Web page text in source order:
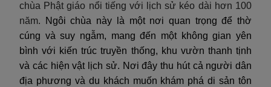
chùa Phật giáo nổi tiếng với lịch sử kéo dài hơn 100
năm.
Ngôi chùa này là một nơi quan trọng để thờ
cúng và suy ngẫm, mang đến một không gian yên
bình với kiến trúc truyền thống, khu vườn thanh tịnh
và các hiện vật lịch sử. Nơi đây thu hút cả người dân
địa phương và du khách muốn khám phá di sản tôn